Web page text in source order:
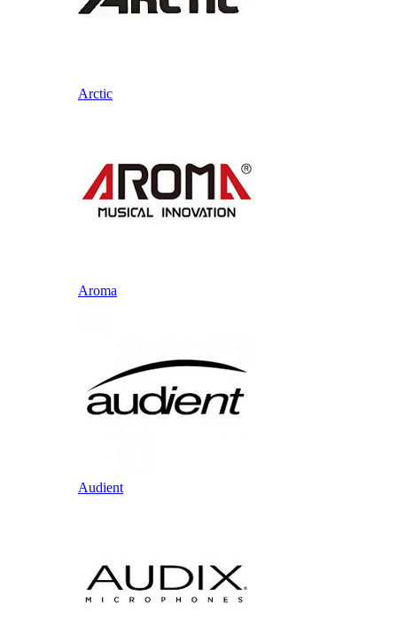
Arctic
Aroma
Audient